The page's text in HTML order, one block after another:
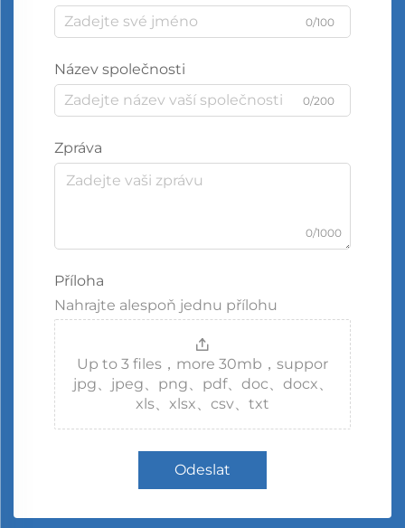
0/100
Název společnosti
0/200
Zpráva
0/1000
Příloha
Nahrajte alespoň jednu přílohu
Up to 3 files，more 30mb，suppor
jpg、jpeg、png、pdf、doc、docx、
xls、xlsx、csv、txt
Odeslat